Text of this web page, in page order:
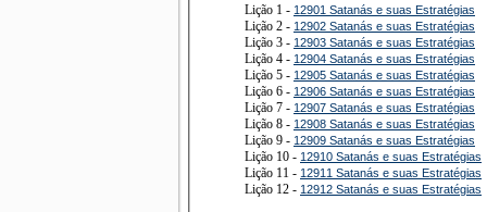
Lição 1 - 12901 Satanás e suas Estratégias
Lição 2 - 12902 Satanás e suas Estratégias
Lição 3 - 12903 Satanás e suas Estratégias
Lição 4 - 12904 Satanás e suas Estratégias
Lição 5 - 12905 Satanás e suas Estratégias
Lição 6 - 12906 Satanás e suas Estratégias
Lição 7 - 12907 Satanás e suas Estratégias
Lição 8 - 12908 Satanás e suas Estratégias
Lição 9 - 12909 Satanás e suas Estratégias
Lição 10 - 12910 Satanás e suas Estratégias
Lição 11 - 12911 Satanás e suas Estratégias
Lição 12 - 12912 Satanás e suas Estratégias